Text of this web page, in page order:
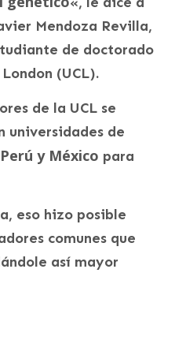
Mendoza Revilla,
de doctorado
(UCL).
de la UCL se
universidades de
y México para
eso hizo posible
comunes que
así mayor